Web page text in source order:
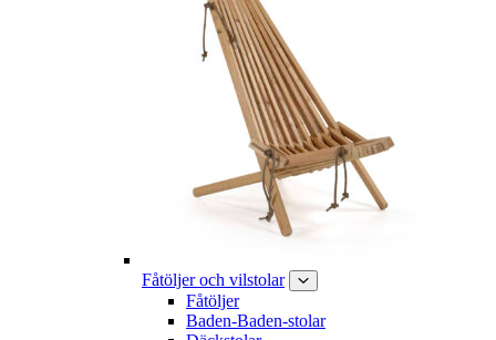
Fåtöljer och vilstolar
Fåtöljer
Baden-Baden-stolar